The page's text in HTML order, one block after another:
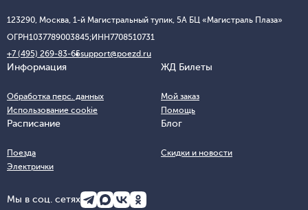
123290, Москва, 1-й Магистральный тупик, 5А БЦ «Магистраль Плаза»
ОГРН1037789003845;ИНН7708510731
+7 (495) 269-83-65support@poezd.ru
Информация
Обработка перс. данных
Использование cookie
ЖД Билеты
Мой заказ
Помощь
Расписание
Поезда
Электрички
Блог
Скидки и новости
Мы в соц. сетях